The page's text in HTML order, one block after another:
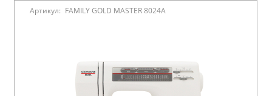
Артикул: FAMILY GOLD MASTER 8024A